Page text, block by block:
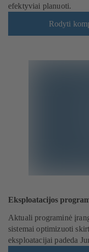
efektyviai planuoti.
Rodyti
Eksploatacijos
Aktuali programinė
sistemai optimizuoti
eksploatacijai padeda